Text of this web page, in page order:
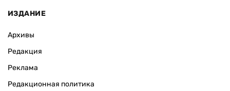
ИЗДАНИЕ
Архивы
Редакция
Реклама
Редакционная политика